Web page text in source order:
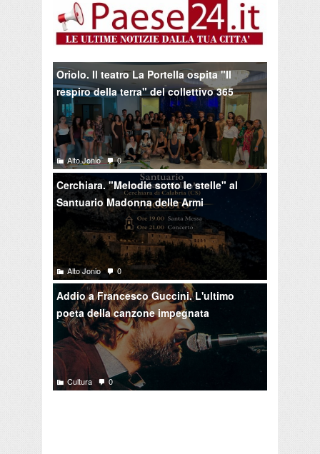
Oriolo. Il teatro La Portella ospita "Il
respiro della terra" del collettivo 365
Alto Jonio 0
Cerchiara. "Melodie sotto le stelle" al
Santuario Madonna delle Armi
Alto Jonio 0
Addio a Francesco Guccini. L'ultimo
poeta della canzone impegnata
Cultura 0